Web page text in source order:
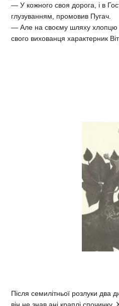
— У кожного своя дорога, і в
глузуванням, промовив Пугач.
— Але на своєму шляху хлопцю
свого вихованця характерник
Після семилітньої розлуки два
він не знав ані краплі